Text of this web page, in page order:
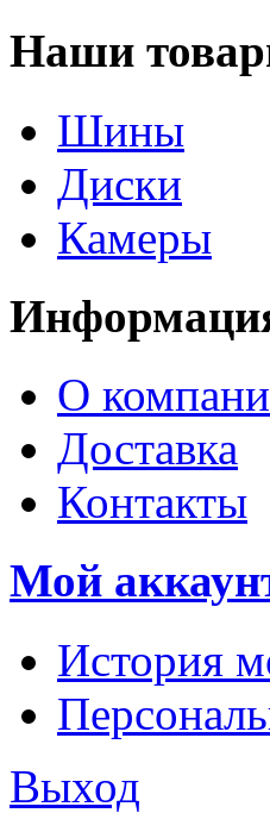
Наши
Шины
Диски
Камеры
О
Доставка
Контакты
Мой
История
Выход